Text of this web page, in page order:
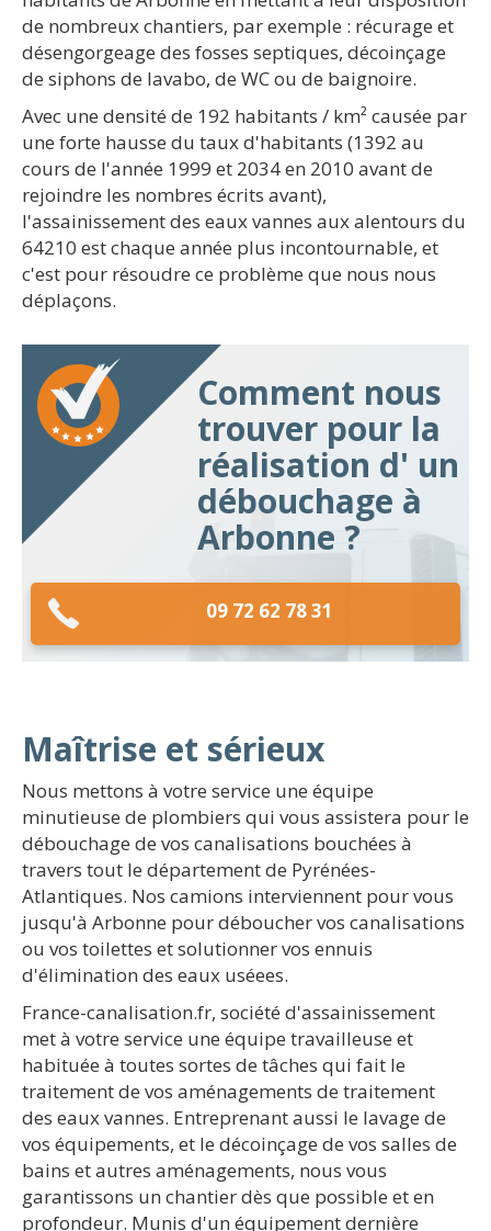
de nombreux chantiers, par exemple : récurage et
désengorgeage des fosses septiques, décoinçage
de siphons de lavabo, de WC ou de baignoire.
Avec une densité de 192 habitants / km² causée par
une forte hausse du taux d'habitants (1392 au
cours de l'année 1999 et 2034 en 2010 avant de
rejoindre les nombres écrits avant),
l'assainissement des eaux vannes aux alentours du
64210 est chaque année plus incontournable, et
c'est pour résoudre ce problème que nous nous
déplaçons.
Comment nous
trouver pour la
réalisation d' un
débouchage à
Arbonne ?
09 72 62 78 31
Maîtrise et sérieux
Nous mettons à votre service une équipe
minutieuse de plombiers qui vous assistera pour le
débouchage de vos canalisations bouchées à
travers tout le département de Pyrénées-
Atlantiques. Nos camions interviennent pour vous
jusqu'à Arbonne pour déboucher vos canalisations
ou vos toilettes et solutionner vos ennuis
d'élimination des eaux uséees.
France-canalisation.fr, société d'assainissement
met à votre service une équipe travailleuse et
habituée à toutes sortes de tâches qui fait le
traitement de vos aménagements de traitement
des eaux vannes. Entreprenant aussi le lavage de
vos équipements, et le décoinçage de vos salles de
bains et autres aménagements, nous vous
garantissons un chantier dès que possible et en
profondeur. Munis d'un équipement dernière